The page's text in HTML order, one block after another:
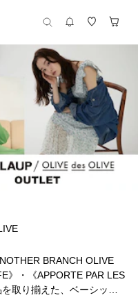
BRANCH OLIVE
》・《APPORTE PAR LES
取り揃えた、ベーシック